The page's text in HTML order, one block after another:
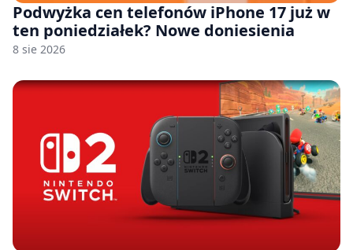
Podwyżka cen telefonów iPhone 17 już w
ten poniedziałek? Nowe doniesienia
8 sie 2026